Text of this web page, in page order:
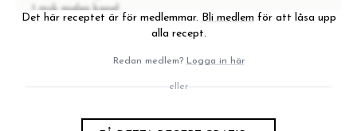
1 msk malen kanel
1 tsk vaniljpulver
4 urkärnade dadlar, gärna medjooldadlar
1 msk kallpressad kokosolja
Det här receptet är för medlemmar. Bli medlem för att låsa upp
alla recept.
Redan medlem? Logga in här
eller